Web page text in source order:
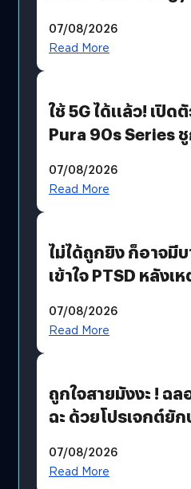
บริโภคและ B2B
07/08/2026
Read More
ใช้ 5G ได้แล้ว! เปิด
Pura 90s Series
07/08/2026
Read More
ไม่ได้ถูกยิง ก็อาจมี
เข้าใจ PTSD หลังเ
07/08/2026
Read More
ถูกใจสายมังงะ ! ฉล
ฉะ ด้วยโปรเจกต์ยัก
มีภาษาไทยด้วย
07/08/2026
Read More